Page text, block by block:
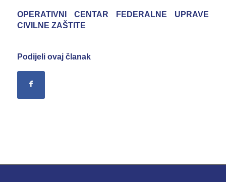
OPERATIVNI CENTAR FEDERALNE UPRAVE
CIVILNE ZAŠTITE
Podijeli ovaj članak